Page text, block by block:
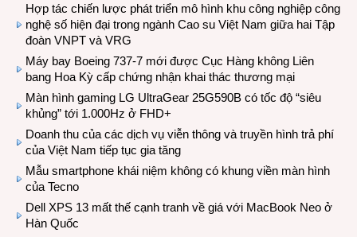
Hợp tác chiến lược phát triển mô hình khu công nghiệp công
nghệ số hiện đại trong ngành Cao su Việt Nam giữa hai Tập
đoàn VNPT và VRG
Máy bay Boeing 737-7 mới được Cục Hàng không Liên
bang Hoa Kỳ cấp chứng nhận khai thác thương mại
Màn hình gaming LG UltraGear 25G590B có tốc độ “siêu
khủng” tới 1.000Hz ở FHD+
Doanh thu của các dịch vụ viễn thông và truyền hình trả phí
của Việt Nam tiếp tục gia tăng
Mẫu smartphone khái niệm không có khung viền màn hình
của Tecno
Dell XPS 13 mất thế cạnh tranh về giá với MacBook Neo ở
Hàn Quốc